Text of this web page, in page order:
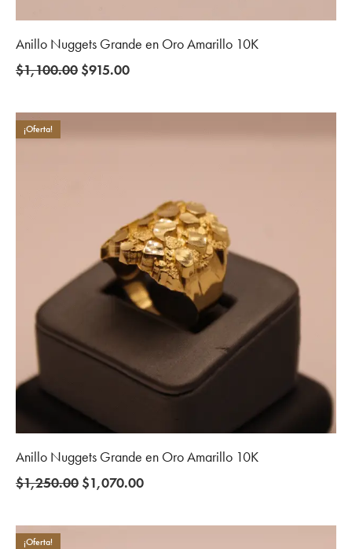
Anillo Nuggets Grande en Oro Amarillo 10K
$1,100.00 Original
was:
$915.00Current
is:
¡Oferta!
Anillo Nuggets Grande en Oro Amarillo 10K
$1,250.00 Original
was:
$1,070.00Current
is:
¡Oferta!